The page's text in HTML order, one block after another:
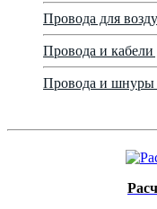
Провода для
Провода и кабели
Провода и шнуры